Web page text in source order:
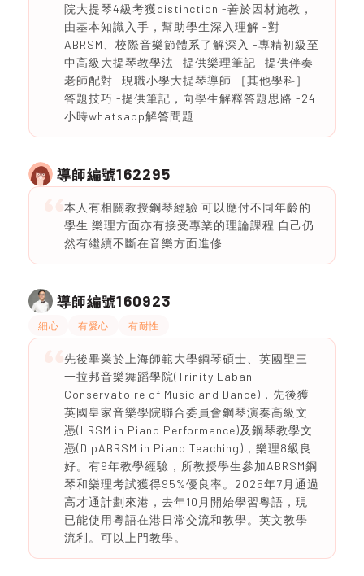
院大提琴4級考獲distinction -善於因材施教，
由基本知識入手，幫助學生深入理解 -對
ABRSM、校際音樂節體系了解深入 -專精初級至
中高級大提琴教學法 -提供樂理筆記 -提供伴奏
老師配對 -現職小學大提琴導師 ［其他學科］ -
答題技巧 -提供筆記，向學生解釋答題思路 -24
小時whatsapp解答問題
導師編號162295
本人有相關教授鋼琴經驗 可以應付不同年齡的
學生 樂理方面亦有接受專業的理論課程 自己仍
然有繼續不斷在音樂方面進修
導師編號160923
細心 有愛心 有耐性
先後畢業於上海師範大學鋼琴碩士、英國聖三
一拉邦音樂舞蹈學院(Trinity Laban
Conservatoire of Music and Dance)，先後獲
英國皇家音樂學院聯合委員會鋼琴演奏高級文
憑(LRSM in Piano Performance)及鋼琴教學文
憑(DipABRSM in Piano Teaching)，樂理8級良
好。有9年教學經驗，所教授學生參加ABRSM鋼
琴和樂理考試獲得95%優良率。2025年7月通過
高才通計劃來港，去年10月開始學習粵語，現
已能使用粵語在港日常交流和教學。英文教學
流利。可以上門教學。